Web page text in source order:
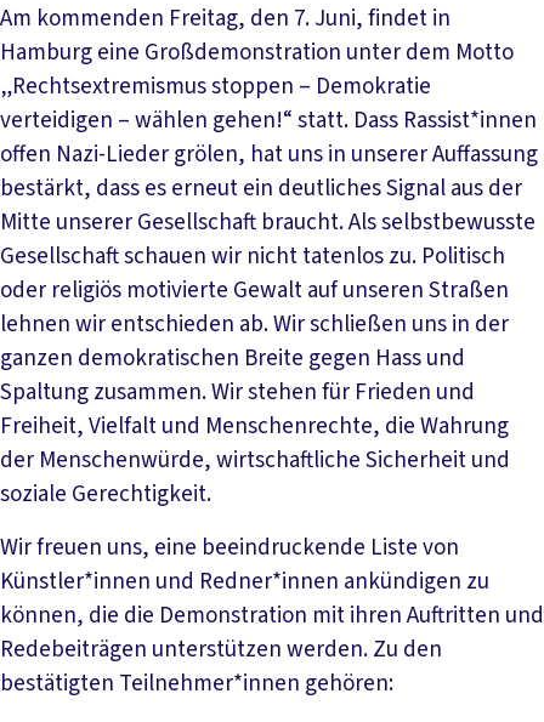
Am kommenden Freitag, den 7. Juni, findet in
Hamburg eine Großdemonstration unter dem Motto
„Rechtsextremismus stoppen – Demokratie
verteidigen – wählen gehen!“ statt. Dass Rassist*innen
offen Nazi-Lieder grölen, hat uns in unserer Auffassung
bestärkt, dass es erneut ein deutliches Signal aus der
Mitte unserer Gesellschaft braucht. Als selbstbewusste
Gesellschaft schauen wir nicht tatenlos zu. Politisch
oder religiös motivierte Gewalt auf unseren Straßen
lehnen wir entschieden ab. Wir schließen uns in der
ganzen demokratischen Breite gegen Hass und
Spaltung zusammen. Wir stehen für Frieden und
Freiheit, Vielfalt und Menschenrechte, die Wahrung
der Menschenwürde, wirtschaftliche Sicherheit und
soziale Gerechtigkeit.
Wir freuen uns, eine beeindruckende Liste von
Künstler*innen und Redner*innen ankündigen zu
können, die die Demonstration mit ihren Auftritten und
Redebeiträgen unterstützen werden. Zu den
bestätigten Teilnehmer*innen gehören: